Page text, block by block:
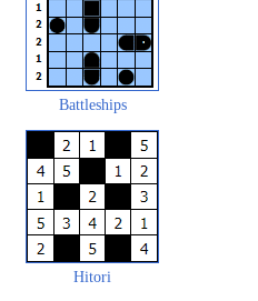
Battleships
Hitori